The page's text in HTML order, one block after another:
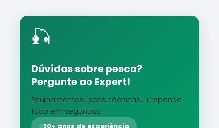
🎣
Dúvidas sobre pesca?
Pergunte ao Expert!
Equipamentos, iscas, técnicas... respondo
tudo em segundos
30+ anos de experiência